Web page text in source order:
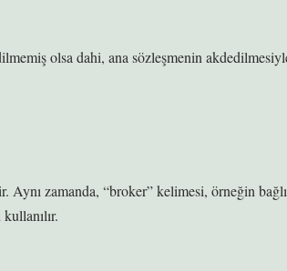
olsa dahi, ana sözleşmenin
Aynı zamanda, “broker” kelimesi, örneğin bağlı